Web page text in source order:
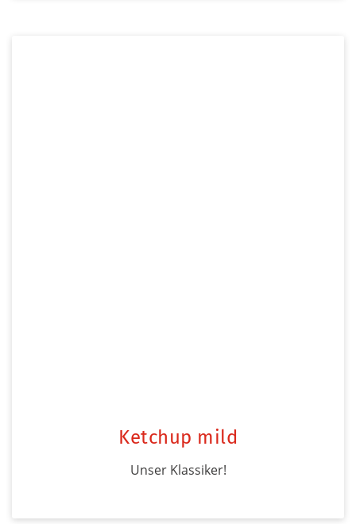
Ketchup mild
Unser Klassiker!